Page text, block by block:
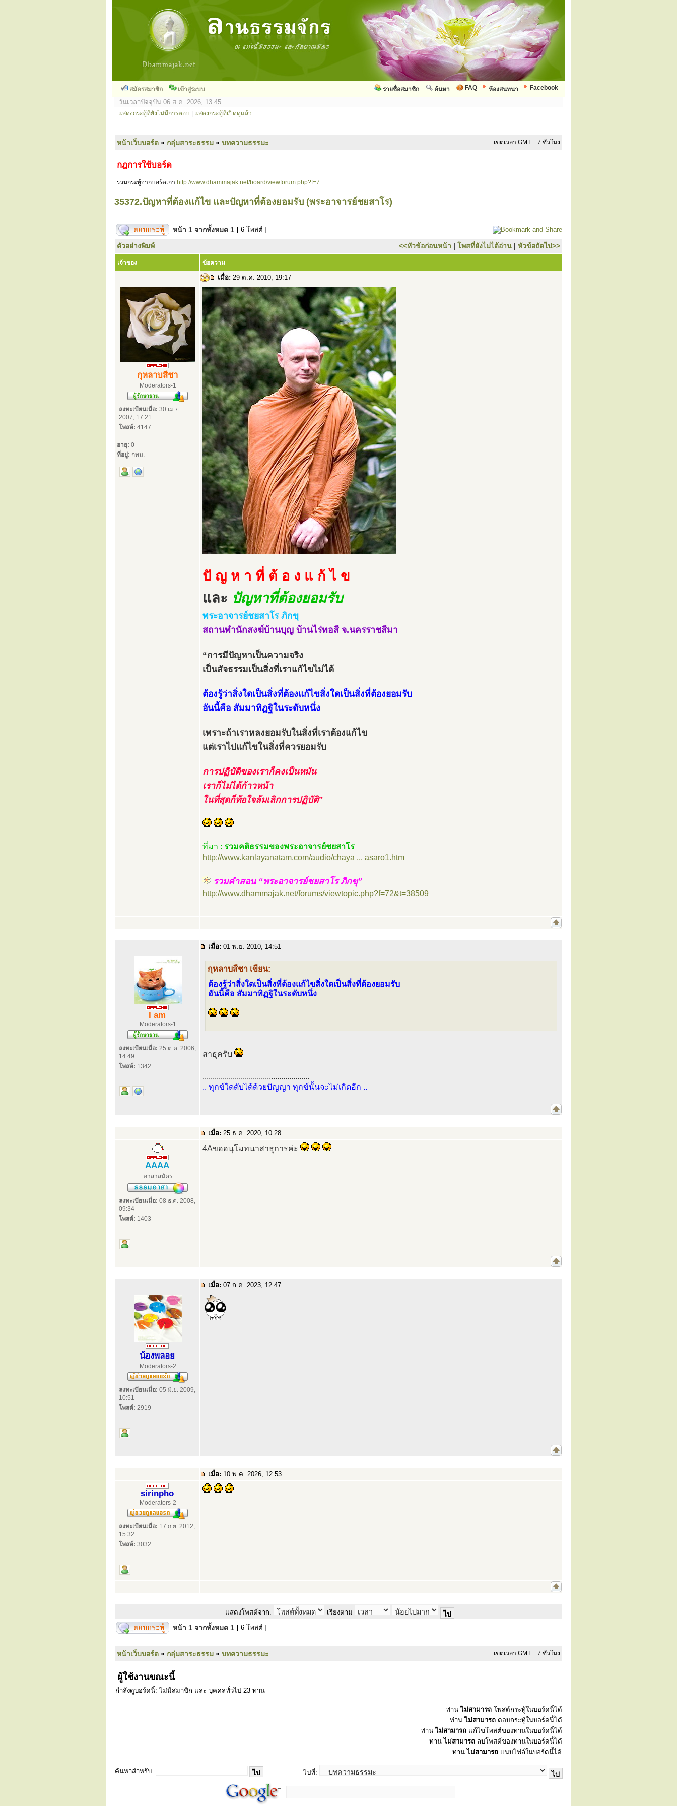
สมัครสมาชิก เข้าสู่ระบบ Facebook
ห้องสนทนา
FAQ
ค้นหา
รายชื่อสมาชิก
วันเวลาปัจจุบัน 06 ส.ค. 2026, 13:45
แสดงกระทู้ที่ยังไม่มีการตอบ แสดงกระทู้ที่เปิดดูแล้ว
หน้าเว็บบอร์ด » กลุ่มสาระธรรม » บทความธรรมะ เขตเวลา GMT + 7 ชั่วโมง
กฎการใช้บอร์ด
รวมกระทู้จากบอร์ดเก่า http://www.dhammajak.net/board/viewforum.php?f=7
35372.ปัญหาที่ต้องแก้ไข และปัญหาที่ต้องยอมรับ (พระอาจารย์ชยสาโร)
หน้า 1 จากทั้งหมด 1 [ 6 โพสต์ ]
ตัวอย่างพิมพ์ <<หัวข้อก่อนหน้า | โพสที่ยังไม่ได้อ่าน | หัวข้อถัดไป>>
เจ้าของ ข้อความ
เมื่อ: 29 ต.ค. 2010, 19:17
กุหลาบสีชา
Moderators-1
ลงทะเบียนเมื่อ: 30 เม.ย.
2007, 17:21
โพสต์: 4147
อายุ: 0
ที่อยู่: กทม.
ปั ญ ห า ที่ ต้ อ ง แ ก้ ไ ข
และ ปัญหาที่ต้องยอมรับ
พระอาจารย์ชยสาโร ภิกขุ
สถานพำนักสงฆ์บ้านบุญ บ้านไร่ทอสี จ.นครราชสีมา
“การมีปัญหาเป็นความจริง
เป็นสัจธรรมเป็นสิ่งที่เราแก้ไขไม่ได้
ต้องรู้ว่าสิ่งใดเป็นสิ่งที่ต้องแก้ไขสิ่งใดเป็นสิ่งที่ต้องยอมรับ
อันนี้คือ สัมมาทิฏฐิในระดับหนึ่ง
เพราะถ้าเราหลงยอมรับในสิ่งที่เราต้องแก้ไข
แต่เราไปแก้ไขในสิ่งที่ควรยอมรับ
การปฏิบัติของเราก็คงเป็นหมัน
เราก็ไม่ได้ก้าวหน้า
ในที่สุดก็ท้อใจล้มเลิกการปฏิบัติ”
ที่มา : รวมคติธรรมของพระอาจารย์ชยสาโร
http://www.kanlayanatam.com/audio/chaya ... asaro1.htm
รวมคำสอน “พระอาจารย์ชยสาโร ภิกขุ”
http://www.dhammajak.net/forums/viewtopic.php?f=72&t=38509
เมื่อ: 01 พ.ย. 2010, 14:51
I am
Moderators-1
ลงทะเบียนเมื่อ: 25 ต.ค. 2006,
14:49
โพสต์: 1342
กุหลาบสีชา เขียน:
ต้องรู้ว่าสิ่งใดเป็นสิ่งที่ต้องแก้ไขสิ่งใดเป็นสิ่งที่ต้องยอมรับ
อันนี้คือ สัมมาทิฏฐิในระดับหนึ่ง
สาธุครับ
.....................................................
.. ทุกข์ใดดับได้ด้วยปัญญา ทุกข์นั้นจะไม่เกิดอีก ..
เมื่อ: 25 ธ.ค. 2020, 10:28
AAAA
อาสาสมัคร
ลงทะเบียนเมื่อ: 08 ธ.ค. 2008,
09:34
โพสต์: 1403
4Aขออนุโมทนาสาธุการค่ะ
เมื่อ: 07 ก.ค. 2023, 12:47
น้องพลอย
Moderators-2
ลงทะเบียนเมื่อ: 05 มิ.ย. 2009,
10:51
โพสต์: 2919
เมื่อ: 10 พ.ค. 2026, 12:53
sirinpho
Moderators-2
ลงทะเบียนเมื่อ: 17 ก.ย. 2012,
15:32
โพสต์: 3032
แสดงโพสต์จาก: เรียงตาม
หน้า 1 จากทั้งหมด 1 [ 6 โพสต์ ]
หน้าเว็บบอร์ด » กลุ่มสาระธรรม » บทความธรรมะ เขตเวลา GMT + 7 ชั่วโมง
ผู้ใช้งานขณะนี้
กำลังดูบอร์ดนี้: ไม่มีสมาชิก และ บุคคลทั่วไป 23 ท่าน
ท่านไม่สามารถ โพสต์กระทู้ในบอร์ดนี้ได้
ท่านไม่สามารถ ตอบกระทู้ในบอร์ดนี้ได้
ท่านไม่สามารถ แก้ไขโพสต์ของท่านในบอร์ดนี้ได้
ท่านไม่สามารถ ลบโพสต์ของท่านในบอร์ดนี้ได้
ท่านไม่สามารถ แนบไฟล์ในบอร์ดนี้ได้
ค้นหาสำหรับ: ไปที่: